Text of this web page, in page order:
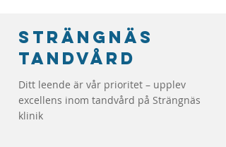
Strängnäs
tandvård
Ditt leende är vår prioritet – upplev
excellens inom tandvård på Strängnäs
klinik